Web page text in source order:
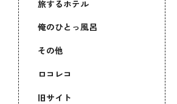
旅するホテル
俺のひとっ風呂
その他
ロコレコ
旧サイト